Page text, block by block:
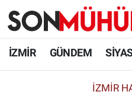
İZMİR GÜNDEM
İZMIR
İzmir Nöbetçi